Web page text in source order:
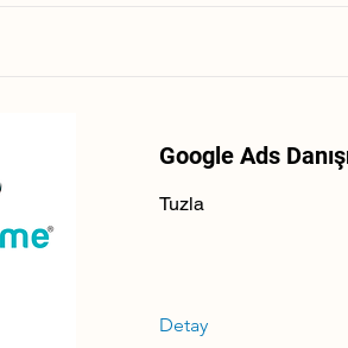
Google Ads
Tuzla
Detay